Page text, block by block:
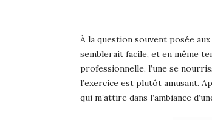
À la question souvent posée
semblerait facile, et en même
professionnelle, l’une se
l’exercice est plutôt amusant.
qui m’attire dans l’ambiance